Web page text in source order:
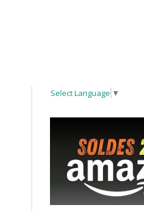
Select Language ▼